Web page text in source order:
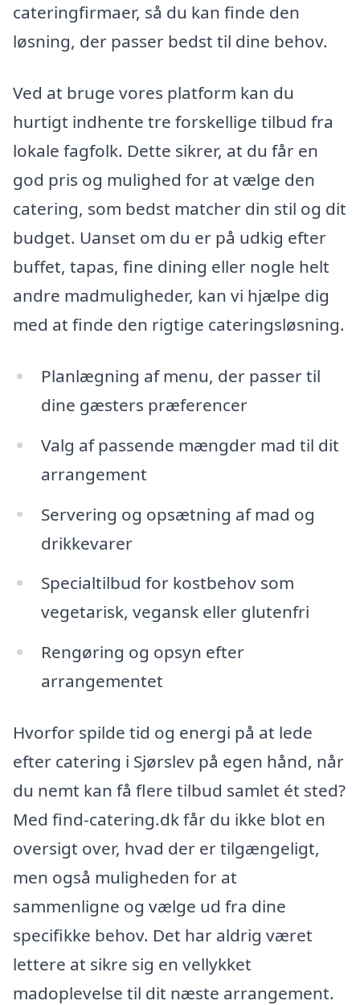
cateringfirmaer, så du kan finde den
løsning, der passer bedst til dine behov.
Ved at bruge vores platform kan du
hurtigt indhente tre forskellige tilbud fra
lokale fagfolk. Dette sikrer, at du får en
god pris og mulighed for at vælge den
catering, som bedst matcher din stil og dit
budget. Uanset om du er på udkig efter
buffet, tapas, fine dining eller nogle helt
andre madmuligheder, kan vi hjælpe dig
med at finde den rigtige cateringsløsning.
Planlægning af menu, der passer til
dine gæsters præferencer
Valg af passende mængder mad til dit
arrangement
Servering og opsætning af mad og
drikkevarer
Specialtilbud for kostbehov som
vegetarisk, vegansk eller glutenfri
Rengøring og opsyn efter
arrangementet
Hvorfor spilde tid og energi på at lede
efter catering i Sjørslev på egen hånd, når
du nemt kan få flere tilbud samlet ét sted?
Med find-catering.dk får du ikke blot en
oversigt over, hvad der er tilgængeligt,
men også muligheden for at
sammenligne og vælge ud fra dine
specifikke behov. Det har aldrig været
lettere at sikre sig en vellykket
madoplevelse til dit næste arrangement.